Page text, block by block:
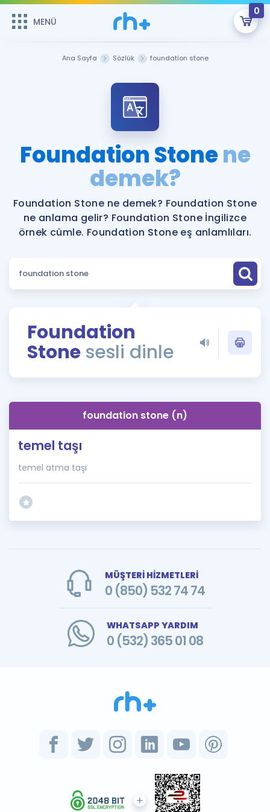
MENÜ
0
Şifremi Hatırlamıyorum
Sepetin Şu An Boş.
Remzi Hoca ile seni sınava hazırlayacak onlarca eğitim seni
bekliyor!
MENÜ
Katılımcı Görüşleri
Faydalı Araçlar
Ücretsiz Kaynaklar
ÖSYM Sınav Takvimi
Kampanyalar
İngilizce Gramer
Blog
İngilizce Gramer
Ana Sayfa Sözlük foundation stone
Foundation Stonene
demek?
Foundation Stone ne demek? Foundation Stone
ne anlama gelir? Foundation Stone İngilizce
örnek cümle. Foundation Stone eş anlamlıları.
Foundation
Stone sesli dinle
foundation stone (n)
temel taşı
temel atma taşı
MÜŞTERİ HİZMETLERİ
0 (850) 532 74 74
WHATSAPP YARDIM
0 (532) 365 01 08